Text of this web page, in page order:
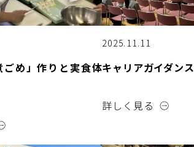
め」作りと実食体
2025.11.11
キャリアガイダンス
詳しく見る